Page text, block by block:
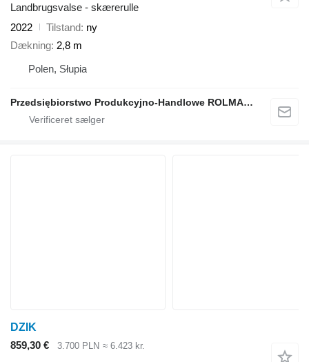
Landbrugsvalse - skærerulle
2022
Tilstand ny
Dækning 2,8 m
Polen, Słupia
Przedsiębiorstwo Produkcyjno-Handlowe ROLMAPOL Marcin Dziekan
DZIK
859,30 €
3.700 PLN ≈ 6.423 kr.